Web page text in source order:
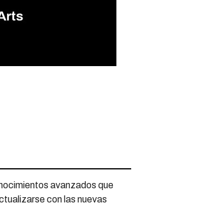
avanzados que
con las nuevas